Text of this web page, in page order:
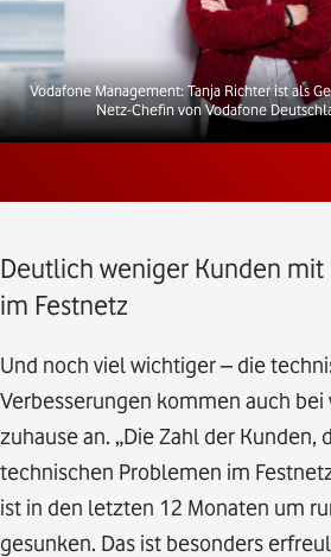
Vodafone Management: Tanja Richter ist als
Netz-Chefin von Vodafone
Deutlich weniger Kunden
im Festnetz
Und noch viel wichtiger – die
Verbesserungen kommen auch bei
zuhause an. „Die Zahl der Kunden,
technischen Problemen im
ist in den letzten 12 Monaten um
gesunken. Das ist besonders